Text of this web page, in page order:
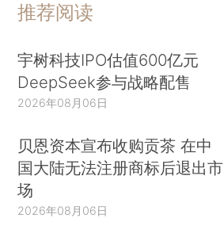
推荐阅读
宇树科技IPO估值600亿元
DeepSeek参与战略配售
2026年08月06日
贝恩资本宣布收购贡茶 在中
国大陆无法注册商标后退出市
场
2026年08月06日